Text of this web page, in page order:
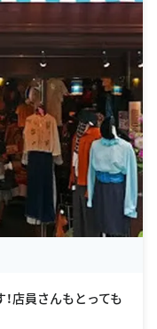
店員さんもとっても